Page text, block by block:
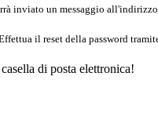
inviato un messaggio
il reset della password
di posta elettronica!